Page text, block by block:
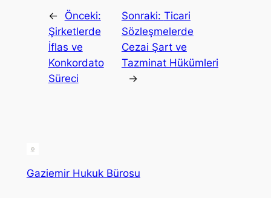
←
Önceki:
Şirketlerde
İflas ve
Konkordato
Süreci
Sonraki: Ticari
Sözleşmelerde
Cezai Şart ve
Tazminat Hükümleri
→
Gaziemir Hukuk Bürosu